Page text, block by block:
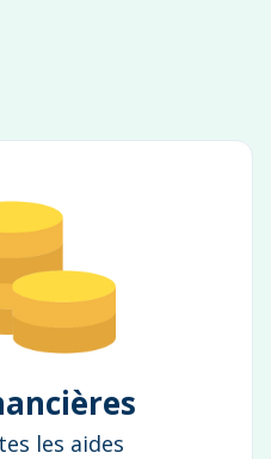
les aides